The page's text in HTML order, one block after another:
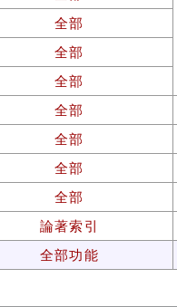
全部
全部
全部
全部
全部
全部
全部
論著索引
全部功能